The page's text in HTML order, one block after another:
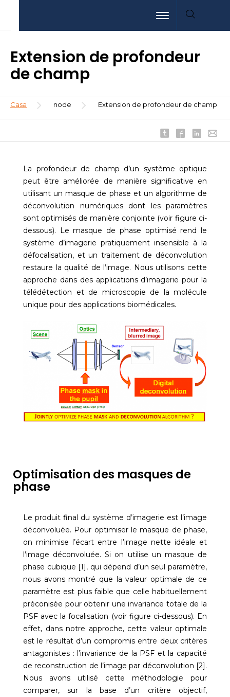
contenido
menu
la
Toggle navigation
Extension de profondeur
de champ
Sobrescribir
enlaces
ayuda
navegación
Casa node Extension de profondeur de champ
La profondeur de champ d’un système optique
peut être améliorée de manière significative en
utilisant un masque de phase et un algorithme de
déconvolution numériques dont les paramètres
sont optimisés de manière conjointe (voir figure ci-
dessous). Le masque de phase optimisé rend le
système d’imagerie pratiquement insensible à la
défocalisation, et un traitement de déconvolution
restaure la qualité de l’image. Nous utilisons cette
approche dans des applications d’imagerie pour la
télédétection et de microscopie de la molécule
unique pour des applications biomédicales.
Optimisation des masques de
phase
Le produit final du système d’imagerie est l’image
déconvoluée. Pour optimiser le masque de phase,
on minimise l’écart entre l’image nette idéale et
l’image déconvoluée. Si on utilise un masque de
phase cubique [1], qui dépend d’un seul paramètre,
nous avons montré que la valeur optimale de ce
paramètre est plus faible que celle habituellement
préconisée pour obtenir une invariance totale de la
PSF avec la focalisation (voir figure ci-dessous). En
effet, dans notre approche, cette valeur optimale
est le résultat d’un compromis entre deux critères
antagonistes : l’invariance de la PSF et la capacité
de reconstruction de l’image par déconvolution [2].
Nous avons utilisé cette méthodologie pour
comparer, sur la base d’un critère objectif,